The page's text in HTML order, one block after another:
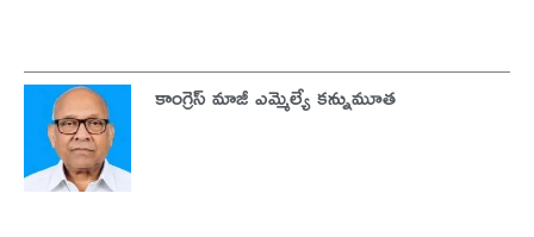
కాంగ్రెస్ మాజీ ఎమ్మెల్యే కన్నుమూత